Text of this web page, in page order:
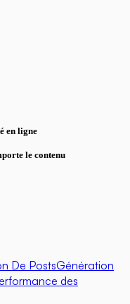
en ligne
le contenu
De PostsGénération
des